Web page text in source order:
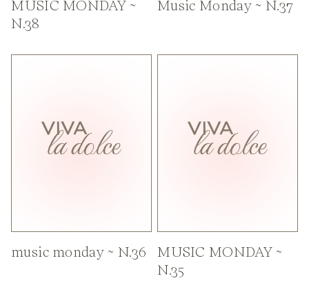
MUSIC MONDAY ~
N.38
Music Monday ~ N.37
music monday ~ N.36
MUSIC MONDAY ~
N.35